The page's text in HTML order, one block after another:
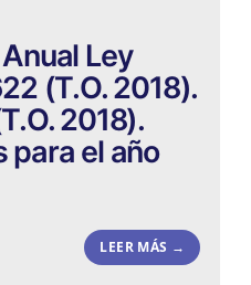
Ley
(T.O. 2018).
2018).
para el año
LEER MÁS →